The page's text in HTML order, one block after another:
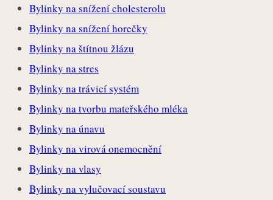
Bylinky na snížení cholesterolu
Bylinky na snížení horečky
Bylinky na štítnou žlázu
Bylinky na stres
Bylinky na trávicí systém
Bylinky na tvorbu mateřského mléka
Bylinky na únavu
Bylinky na virová onemocnění
Bylinky na vlasy
Bylinky na vylučovací soustavu